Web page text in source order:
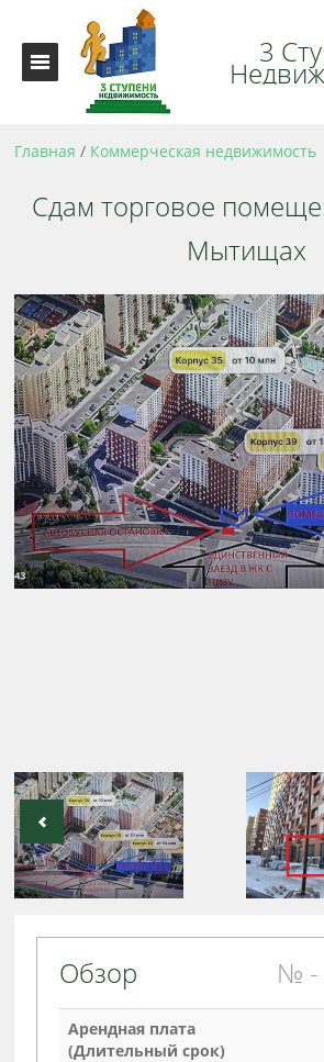
3
Главная / Коммерческая недвижимость
Сдам торговое
Мытищах
Обзор № -
Арендная плата
(Длительный срок)